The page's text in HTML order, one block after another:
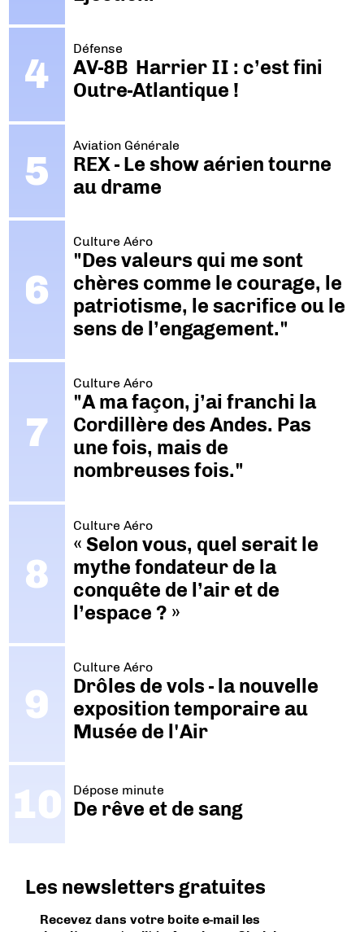
Défense
AV-8B Harrier II : c’est fini
Outre-Atlantique !
Aviation Générale
REX - Le show aérien tourne
au drame
Culture Aéro
"Des valeurs qui me sont
chères comme le courage, le
patriotisme, le sacrifice ou le
sens de l’engagement."
Culture Aéro
"A ma façon, j’ai franchi la
Cordillère des Andes. Pas
une fois, mais de
nombreuses fois."
Culture Aéro
« Selon vous, quel serait le
mythe fondateur de la
conquête de l’air et de
l’espace ? »
Culture Aéro
Drôles de vols - la nouvelle
exposition temporaire au
Musée de l'Air
Dépose minute
De rêve et de sang
Les newsletters gratuites
Recevez dans votre boite e-mail les